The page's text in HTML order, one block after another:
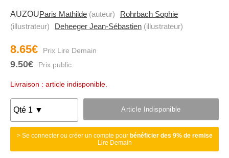
AUZOUParis Mathilde (auteur)
Rohrbach Sophie
(illustrateur)
Deheeger Jean-Sébastien (illustrateur)
8.65€
9.50€
Livraison : article indisponible.
Article Indisponible
> Se connecter ou créer un compte pour bénéficier des 9% de remise
Lire Demain